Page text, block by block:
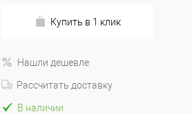
Купить в 1 клик
Нашли дешевле
Рассчитать доставку
В наличии